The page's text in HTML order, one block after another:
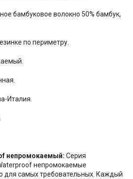
бамбуковое волокно 50% бамбук,
по периметру.
Италия.
непромокаемый: Серия
непромокаемые
для самых требовательных. Каждый